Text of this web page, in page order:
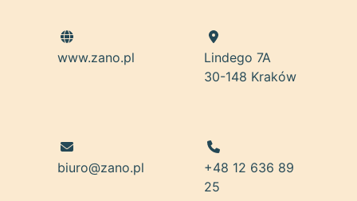
www.zano.pl
Lindego 7A
30-148 Kraków
biuro@zano.pl
+48 12 636 89
25